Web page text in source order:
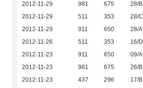
2012-11-29
981 675 28/B
2012-11-29
511 353 28/C
2012-11-29
911 650 28/A
2012-11-26
511 353 16/D
2012-11-23
911 650 09/A
2012-11-23
981 675 26/B
2012-11-23
437 296 17/B